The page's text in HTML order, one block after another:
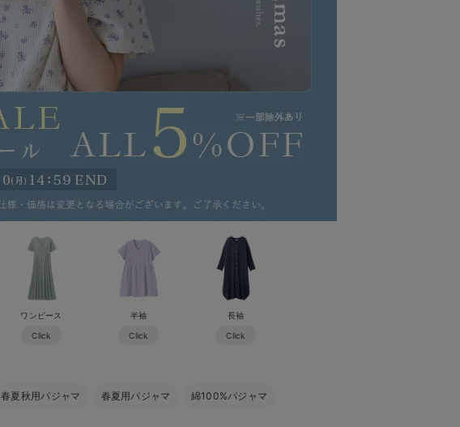
ワンピース
Click
半袖
Click
長袖
Click
春夏秋用パジャマ 春夏用パジャマ 綿100%パジャマ